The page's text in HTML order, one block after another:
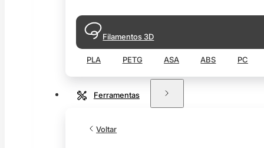
Filamentos 3D
PLA PETG ASA ABS PC
Ferramentas
Voltar